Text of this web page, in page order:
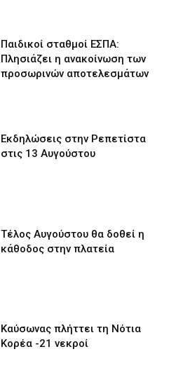
Παιδικοί σταθμοί ΕΣΠΑ:
Πλησιάζει η ανακοίνωση των
προσωρινών αποτελεσμάτων
Εκδηλώσεις στην Ρεπετίστα
στις 13 Αυγούστου
Τέλος Αυγούστου θα δοθεί η
κάθοδος στην πλατεία
Καύσωνας πλήττει τη Νότια
Κορέα -21 νεκροί